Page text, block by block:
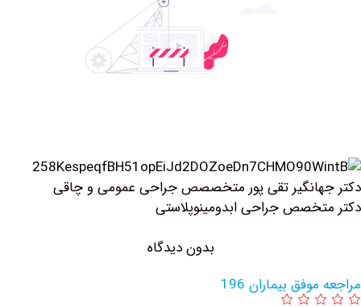
تقی پور متخصصص جراحی عمومی و چاقی
جراحی ابدومینوپلاستی
بدون دیدگاه
بیماران 196